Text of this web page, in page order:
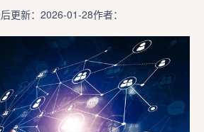
更新：2026-01-28作者：